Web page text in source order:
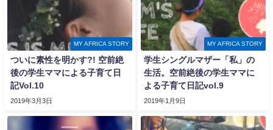
MY AFRICA STORY
ついに素性を明かす?! 空前絶
後の学生ママによる子育て日
記Vol.10
2019年3月3日
MY AFRICA STORY
学生シングルマザー「私」の
生活。空前絶後の学生ママに
よる子育て日記vol.9
2019年1月9日